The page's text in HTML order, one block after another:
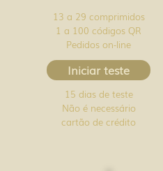
13 a 29 comprimidos
1 a 100 códigos QR
Pedidos on-line
Iniciar teste
15 dias de teste
Não é necessário
cartão de crédito